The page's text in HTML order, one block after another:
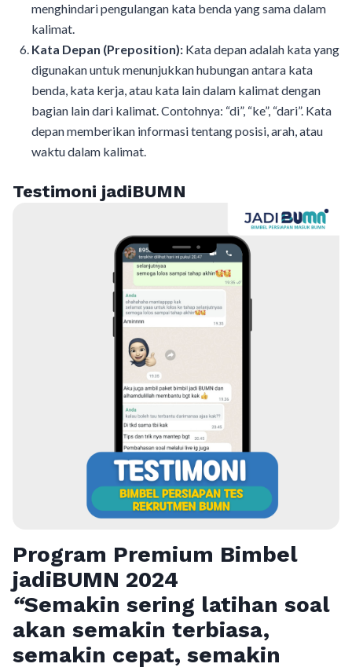
menghindari pengulangan kata benda yang sama dalam
kalimat.
Kata Depan (Preposition): Kata depan adalah kata yang
digunakan untuk menunjukkan hubungan antara kata
benda, kata kerja, atau kata lain dalam kalimat dengan
bagian lain dari kalimat. Contohnya: “di”, “ke”, “dari”. Kata
depan memberikan informasi tentang posisi, arah, atau
waktu dalam kalimat.
Testimoni jadiBUMN
Program Premium Bimbel
jadiBUMN 2024
“Semakin sering latihan soal
akan semakin terbiasa,
semakin cepat, semakin